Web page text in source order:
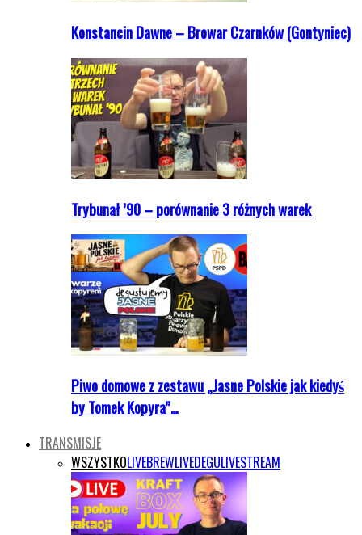
Konstancin Dawne – Browar Czarnków (Gontyniec)
Trybunał ’90 – porównanie 3 różnych warek
Piwo domowe z zestawu „Jasne Polskie jak kiedyś
by Tomek Kopyra”…
TRANSMISJE
WSZYSTKOLIVEBREWLIVEDEGULIVESTREAM